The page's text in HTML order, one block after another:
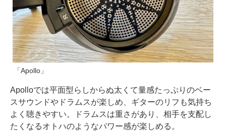
「Apollo」
Apolloでは平面型らしからぬ太くて量感たっぷりのベー
スサウンドやドラムスが楽しめ、ギターのリフも気持ち
よく聴きやすい。ドラムスは重さがあり、相手を支配し
たくなるオトハのようなパワー感が楽しめる。